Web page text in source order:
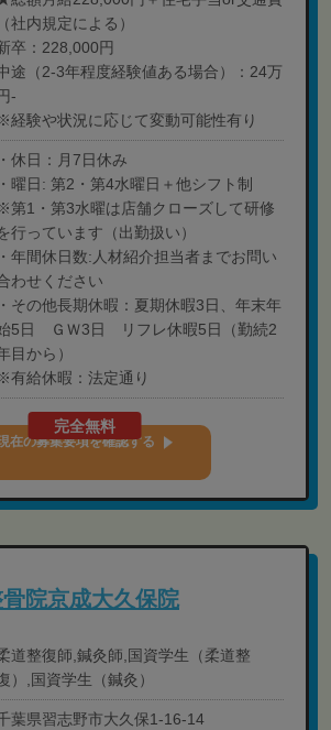
（社内規定による）
卒：228,000円
途（2-3年程度経験値ある場合）：24万
-
経験や状況に応じて変動可能性有り
・休日：月7日休み
・曜日: 第2・第4水曜日＋他シフト制
第1・第3水曜は店舗クローズして研修
行っています（出勤扱い）
・年間休日数:人材紹介担当者までお問い
わせください
・その他長期休暇：夏期休暇3日、年末年
5日 ＧＷ3日 リフレ休暇5日（勤続2
目から）
有給休暇：法定通り
完全無料
在の募集要項を確認する
院京成大久保院
道整復師,鍼灸師,国資学生（柔道整
）,国資学生（鍼灸）
葉県習志野市大久保1-16-14